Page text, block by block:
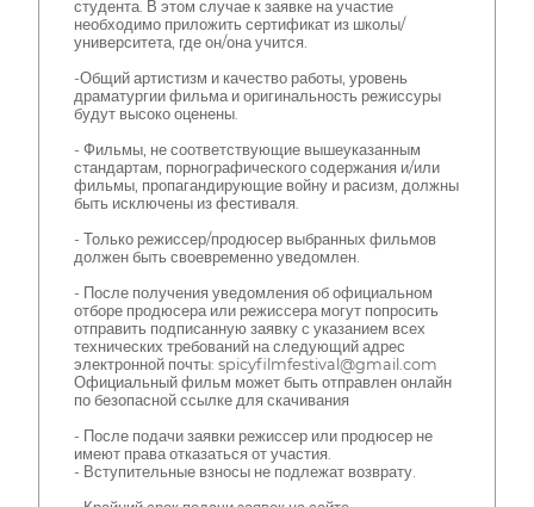
студента. В этом случае к заявке на участие
необходимо приложить сертификат из школы/
университета, где он/она учится.
-Общий артистизм и качество работы, уровень
драматургии фильма и оригинальность режиссуры
будут высоко оценены.
- Фильмы, не соответствующие вышеуказанным
стандартам, порнографического содержания и/или
фильмы, пропагандирующие войну и расизм, должны
быть исключены из фестиваля.
- Только режиссер/продюсер выбранных фильмов
должен быть своевременно уведомлен.
- После получения уведомления об официальном
отборе продюсера или режиссера могут попросить
отправить подписанную заявку с указанием всех
технических требований на следующий адрес
электронной почты: spicyfilmfestival@gmail.com
Официальный фильм может быть отправлен онлайн
по безопасной ссылке для скачивания
- После подачи заявки режиссер или продюсер не
имеют права отказаться от участия.
- Вступительные взносы не подлежат возврату.